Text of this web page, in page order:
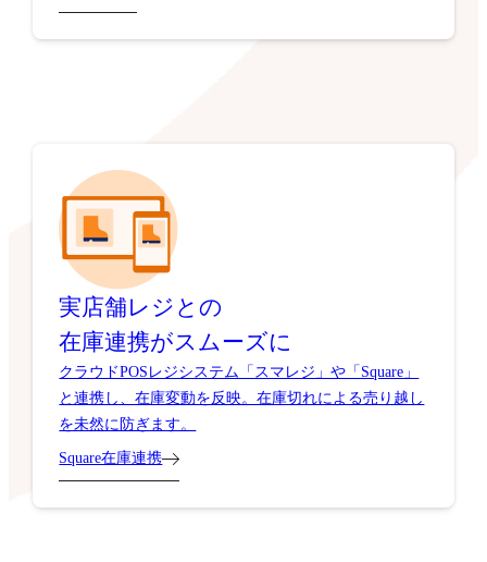
実店舗レジとの
在庫連携がスムーズに
クラウドPOSレジシステム「スマレジ」や「Square」
と連携し、在庫変動を反映。在庫切れによる売り越し
を未然に防ぎます。
Square在庫連携